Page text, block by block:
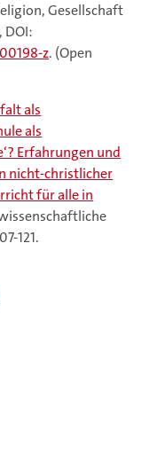
Gesellschaft
DOI:
z. (Open
als
als
Erfahrungen und
nicht-christlicher
für alle in
121.